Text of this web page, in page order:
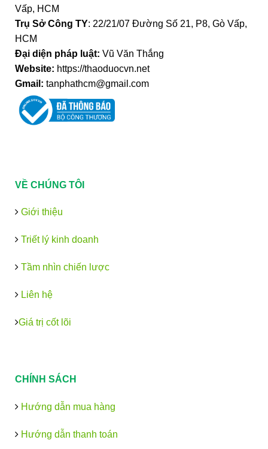
Vấp, HCM
Trụ Sở Công TY: 22/21/07 Đường Số 21, P8, Gò Vấp,
HCM
Đại diện pháp luật: Vũ Văn Thắng
Website: https://thaoduocvn.net
Gmail: tanphathcm@gmail.com
VỀ CHÚNG TÔI
Giới thiệu
Triết lý kinh doanh
Tầm nhìn chiến lược
Liên hệ
Giá trị cốt lõi
CHÍNH SÁCH
Hướng dẫn mua hàng
Hướng dẫn thanh toán